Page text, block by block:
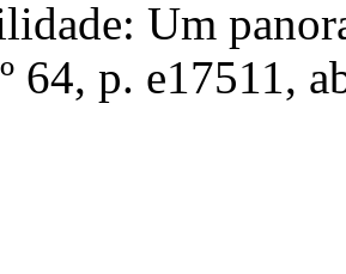
Um
64, p. e17511,